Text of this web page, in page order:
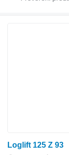
Loglift 125 Z 93